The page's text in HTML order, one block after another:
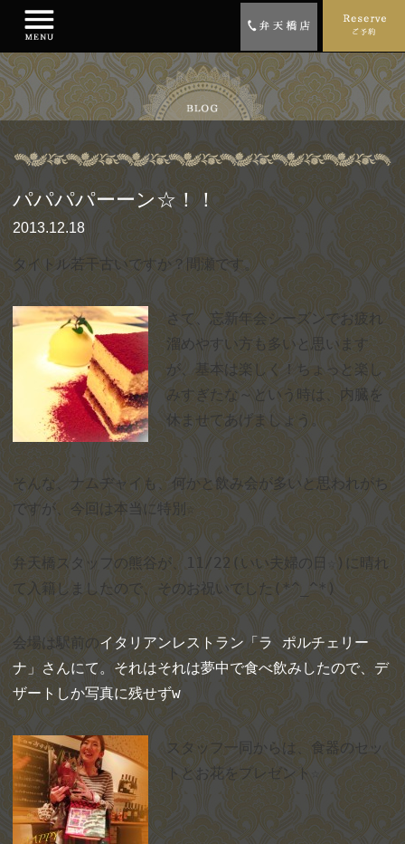
パパパパーーン☆！！
2013.12.18
タイトル若干古いですか？間瀬です。
さて、忘新年会シーズンでお疲れ
溜めやすい方も多いと思います
が、基本は楽しく！ちょっと楽し
みすぎたな～という時は、内臓を
休ませてあげましょう。
そんな、ナムヂャイも、何かと飲み会が多いと思われがち
ですが、今回は本当に特別☆
弁天橋スタッフの熊谷が、 11/22( いい夫婦の日☆ ) に晴れ
て入籍しましたので、そのお祝いでした
(*^_^*)
会場は駅前のイタリアンレストラン「ラ ポルチェリー
ナ」さんにて。それはそれは夢中で食べ飲みしたので、デ
ザートしか写真に残せずw
スタッフ一同からは、食器のセッ
トとお花をプレゼント☆